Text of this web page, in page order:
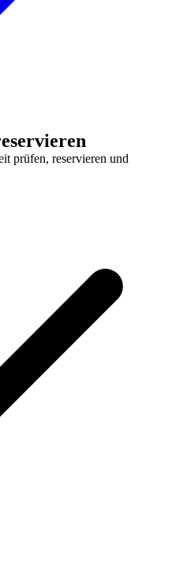
prüfen, reservieren und